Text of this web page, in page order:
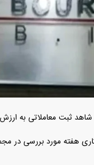
میلیارد تومان در بازار ابزار‌های نوین مالی فرابورس ایران بودیم.